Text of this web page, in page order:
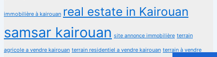
immobilière à kairouan real estate in Kairouan
samsar kairouan site annonce immobilière terrain
agricole a vendre kairouan terrain residentiel a vendre kairouan terrain à vendre